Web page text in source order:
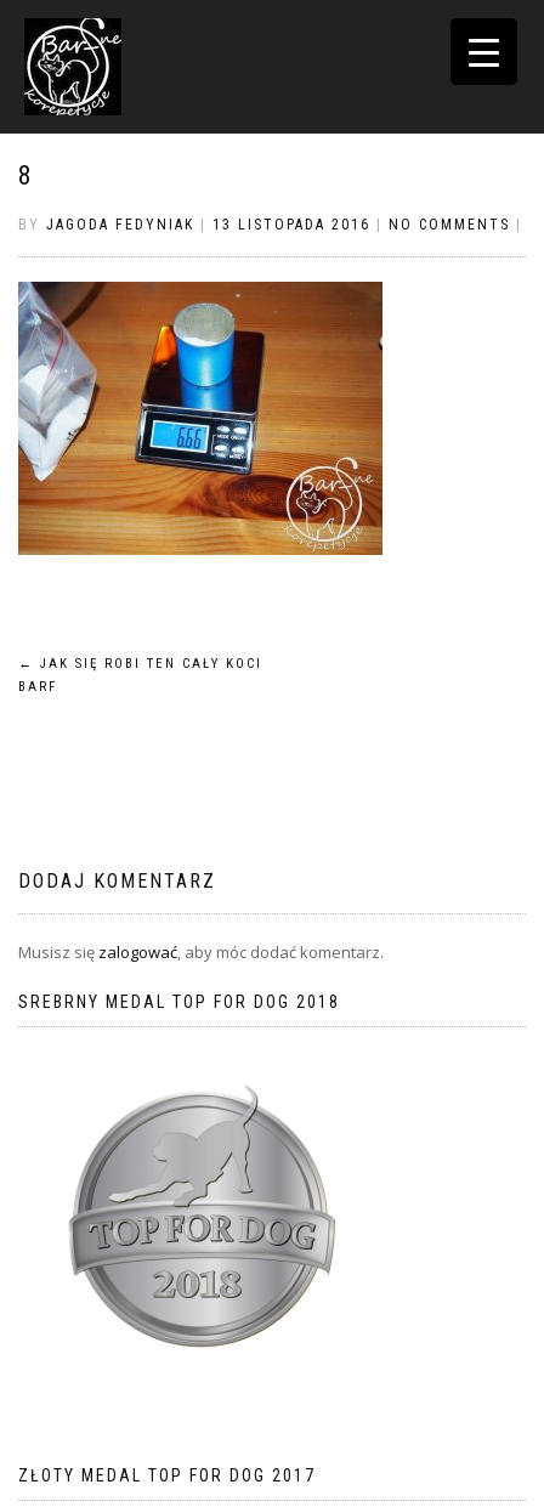
TOGGLE
8
BY JAGODA FEDYNIAK 13 LISTOPADA 2016 NO COMMENTS
Nawigacja
←
JAK SIĘ ROBI TEN CAŁY KOCI
BARF
DODAJ KOMENTARZ
Musisz się zalogować, aby móc dodać komentarz.
SREBRNY MEDAL TOP FOR DOG 2018
ZŁOTY MEDAL TOP FOR DOG 2017